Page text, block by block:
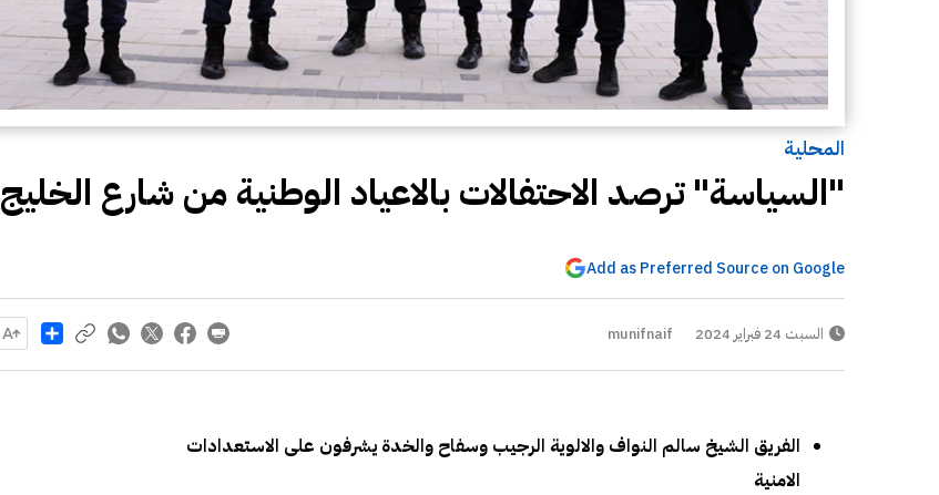
المحلية
"السياسة" ترصد الاحتفالات بالاعياد الوطنية من شارع الخليج
Add as Preferred Source on Google
السبت 24 فبراير 2024 munifnaif
Share
الفريق الشيخ سالم النواف والالوية الرجيب وسفاح والخدة يشرفون على الاستعدادات
الامنية